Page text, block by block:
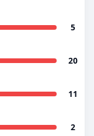
5
20
11
2